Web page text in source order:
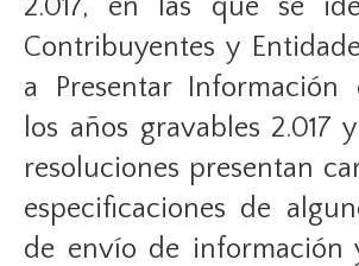
2.017, en las que se
Contribuyentes y
a Presentar Información
los años gravables 2.017
resoluciones presentan
especificaciones de
de envío de información